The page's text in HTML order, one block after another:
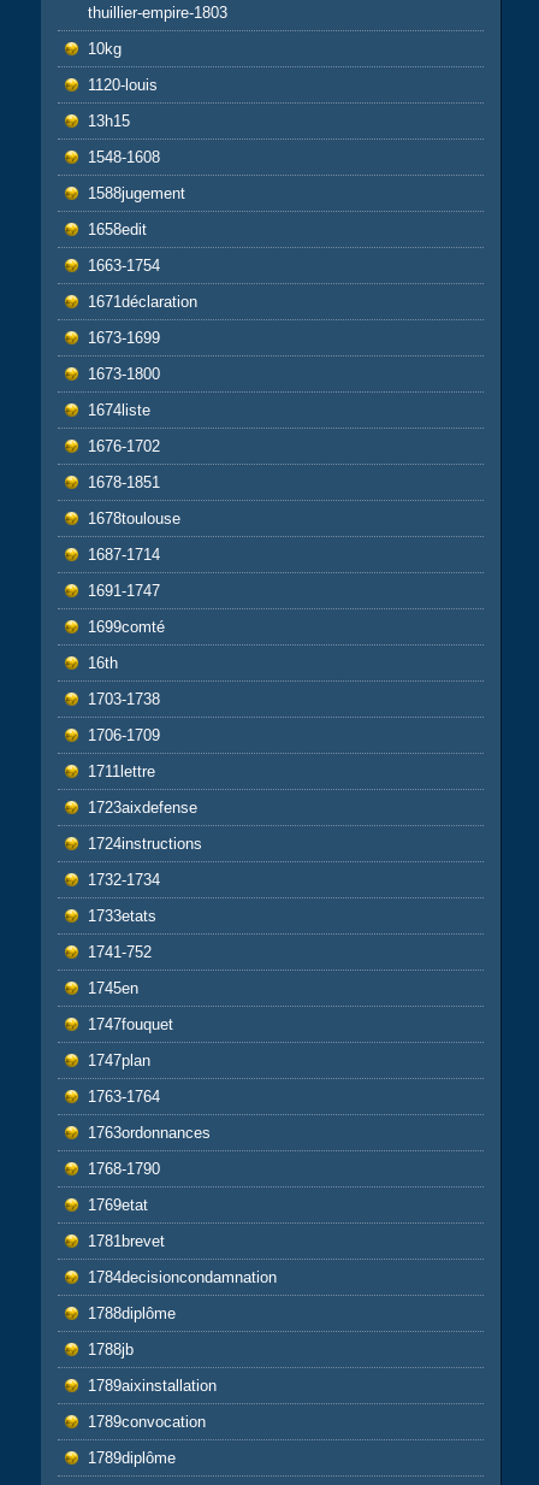
thuillier-empire-1803
10kg
1120-louis
13h15
1548-1608
1588jugement
1658edit
1663-1754
1671déclaration
1673-1699
1673-1800
1674liste
1676-1702
1678-1851
1678toulouse
1687-1714
1691-1747
1699comté
16th
1703-1738
1706-1709
1711lettre
1723aixdefense
1724instructions
1732-1734
1733etats
1741-752
1745en
1747fouquet
1747plan
1763-1764
1763ordonnances
1768-1790
1769etat
1781brevet
1784decisioncondamnation
1788diplôme
1788jb
1789aixinstallation
1789convocation
1789diplôme